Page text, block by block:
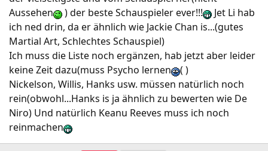
Aussehen
) der beste Schauspieler ever!!!
Jet Li hab
ich ned drin, da er ähnlich wie Jackie Chan is...(gutes
Martial Art, Schlechtes Schauspiel)
Ich muss die Liste noch ergänzen, hab jetzt aber leider
keine Zeit dazu(muss Psycho lernen
( )
Nickelson, Willis, Hanks usw. müssen natürlich noch
rein(obwohl...Hanks is ja ähnlich zu bewerten wie De
Niro) Und natürlich Keanu Reeves muss ich noch
reinmachen